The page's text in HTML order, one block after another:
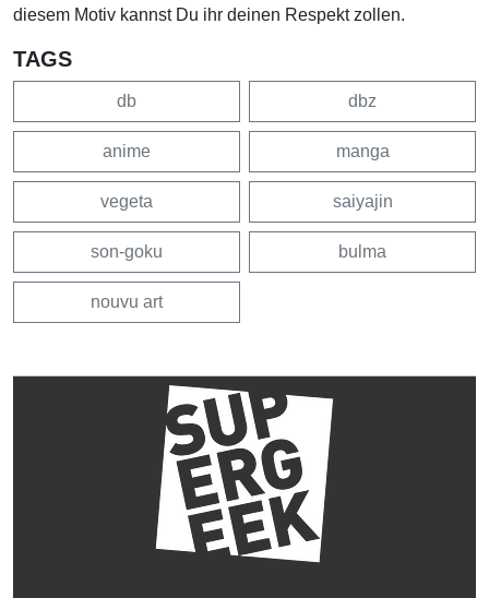
diesem Motiv kannst Du ihr deinen Respekt zollen.
TAGS
db dbz
anime manga
vegeta saiyajin
son-goku bulma
nouvu art